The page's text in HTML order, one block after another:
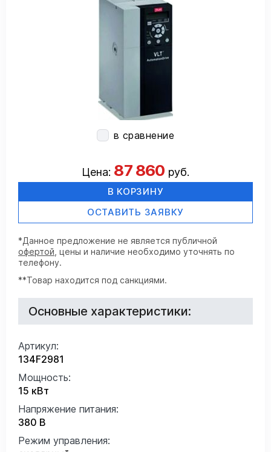
в сравнение
Цена: 87 860 руб.
В КОРЗИНУ
ОСТАВИТЬ ЗАЯВКУ
*Данное предложение не является публичной
офертой , цены и наличие необходимо уточнять по
телефону.
**Товар находится под санкциями.
Основные характеристики:
Артикул:
134F2981
Мощность:
15 кВт
Напряжение питания:
380 В
Режим управления: